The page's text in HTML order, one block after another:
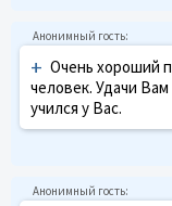
+ Очень хороший
человек. Удачи
учился у Вас.